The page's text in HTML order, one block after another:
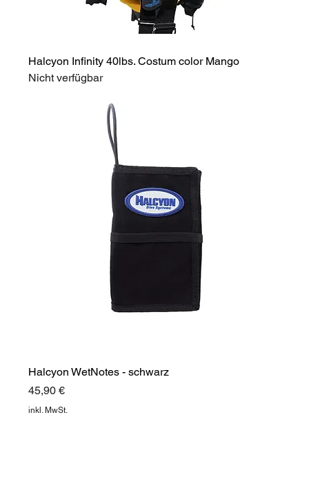
Halcyon Infinity 40lbs. Costum color Mango
Nicht verfügbar
Halcyon WetNotes - schwarz
Preis
45,90 €
inkl. MwSt.